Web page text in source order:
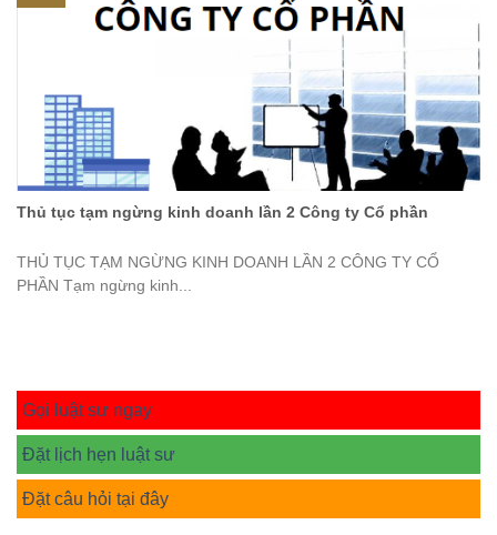
Thủ tục tạm ngừng kinh doanh lần 2 Công ty Cổ phần
THỦ TỤC TẠM NGỪNG KINH DOANH LẦN 2 CÔNG TY CỔ
PHẦN Tạm ngừng kinh...
Gọi luật sư ngay
Đặt lịch hẹn luật sư
Đặt câu hỏi tại đây